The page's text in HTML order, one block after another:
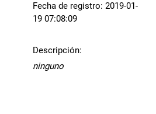
Fecha de registro: 2019-01-
19 07:08:09
Descripción:
ninguno